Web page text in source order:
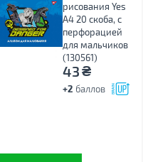
рисования Yes
А4 20 скоба, с
перфорацией
для мальчиков
(130561)
43₴
+2 баллов